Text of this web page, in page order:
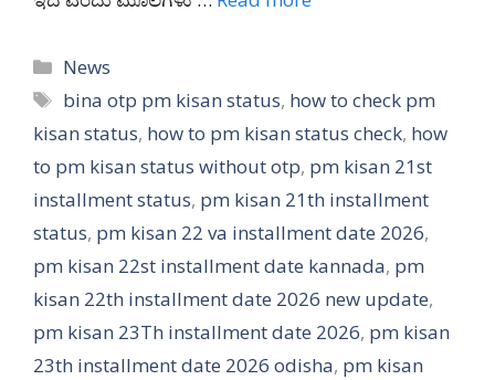
Categories
News
Tags
bina otp pm kisan status, how to check pm
kisan status, how to pm kisan status check, how
to pm kisan status without otp, pm kisan 21st
installment status, pm kisan 21th installment
status, pm kisan 22 va installment date 2026,
pm kisan 22st installment date kannada, pm
kisan 22th installment date 2026 new update,
pm kisan 23Th installment date 2026, pm kisan
23th installment date 2026 odisha, pm kisan